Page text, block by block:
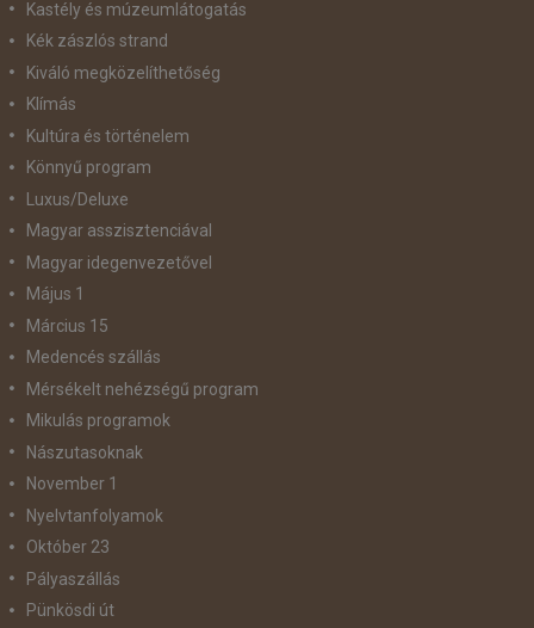
Kastély és múzeumlátogatás
Kék zászlós strand
Kiváló megközelíthetőség
Klímás
Kultúra és történelem
Könnyű program
Luxus/Deluxe
Magyar asszisztenciával
Magyar idegenvezetővel
Május 1
Március 15
Medencés szállás
Mérsékelt nehézségű program
Mikulás programok
Nászutasoknak
November 1
Nyelvtanfolyamok
Október 23
Pályaszállás
Pünkösdi út